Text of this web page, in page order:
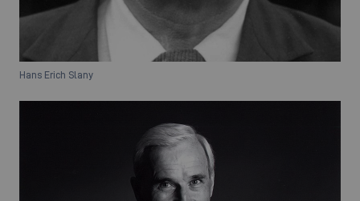
Hans Erich Slany